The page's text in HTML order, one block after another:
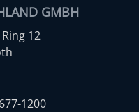
GMBH
12
1200